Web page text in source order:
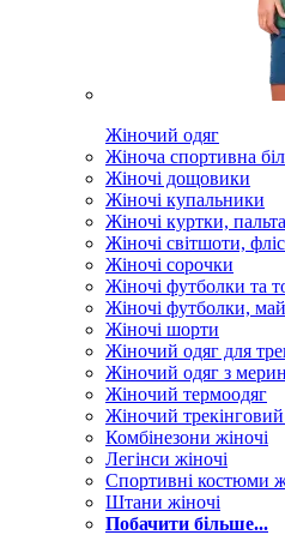
Жіночий одяг
Жіноча спортивна
Жіночі дощовики
Жіночі купальники
Жіночі куртки,
Жіночі світшоти,
Жіночі сорочки
Жіночі футболки та
Жіночі футболки,
Жіночі шорти
Жіночий одяг для
Жіночий одяг з
Жіночий термоодяг
Жіночий
Комбінезони жіночі
Легінси жіночі
Спортивні костюми
Штани жіночі
Побачити більше...